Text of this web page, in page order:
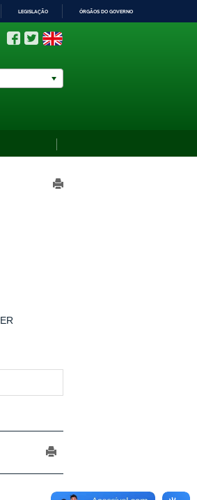
LEGISLAÇÃO ÓRGÃOS DO GOVERNO